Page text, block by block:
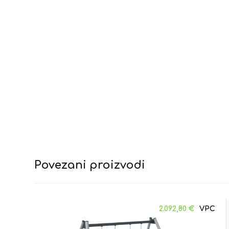
Povezani proizvodi
2.092,80€